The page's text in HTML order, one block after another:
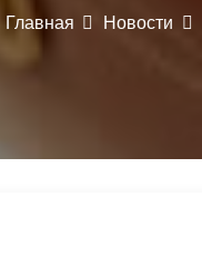
Главная Новости